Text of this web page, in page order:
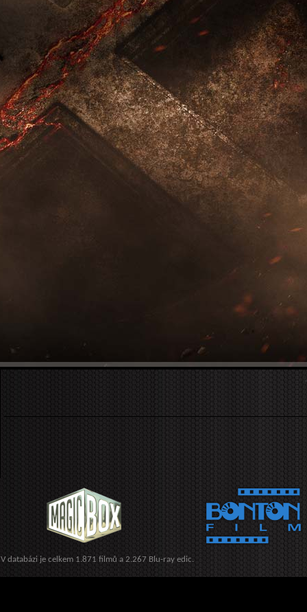
V databázi je celkem 1.871 filmů a 2.267 Blu-ray edic.